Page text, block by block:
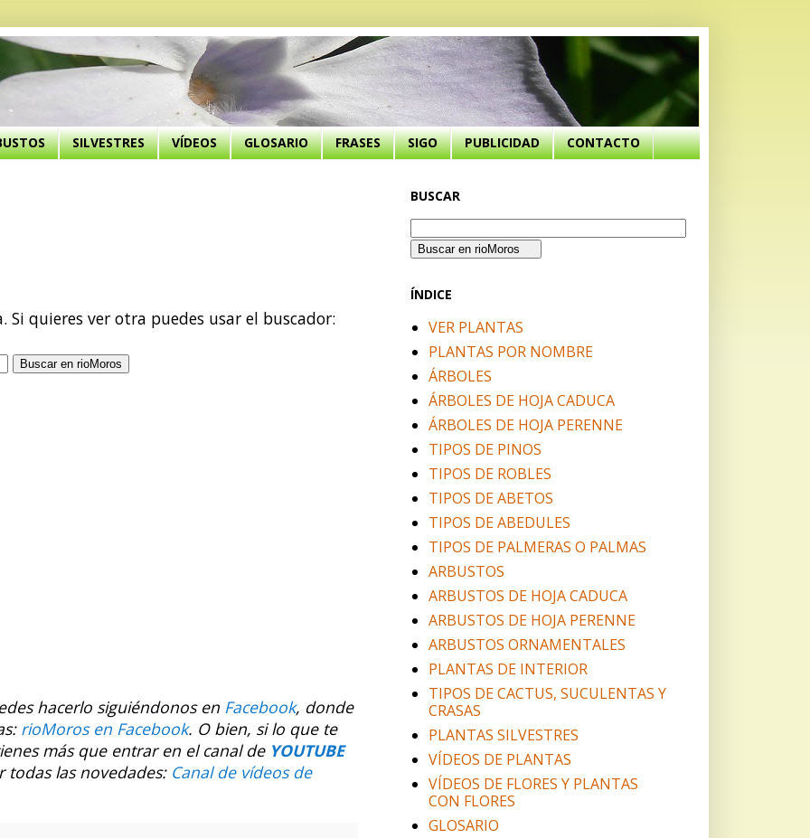
SILVESTRES VÍDEOS GLOSARIO FRASES SIGO PUBLICIDAD CONTACTO
quieres ver otra puedes usar el buscador:
hacerlo siguiéndonos en Facebook, donde
rioMoros en Facebook. O bien, si lo que te
más que entrar en el canal de YOUTUBE
todas las novedades: Canal de vídeos de
BUSCAR
ÍNDICE
VER PLANTAS
PLANTAS POR NOMBRE
ÁRBOLES
ÁRBOLES DE HOJA CADUCA
ÁRBOLES DE HOJA PERENNE
TIPOS DE PINOS
TIPOS DE ROBLES
TIPOS DE ABETOS
TIPOS DE ABEDULES
TIPOS DE PALMERAS O PALMAS
ARBUSTOS
ARBUSTOS DE HOJA CADUCA
ARBUSTOS DE HOJA PERENNE
ARBUSTOS ORNAMENTALES
PLANTAS DE INTERIOR
TIPOS DE CACTUS, SUCULENTAS Y
CRASAS
PLANTAS SILVESTRES
VÍDEOS DE PLANTAS
VÍDEOS DE FLORES Y PLANTAS
CON FLORES
GLOSARIO